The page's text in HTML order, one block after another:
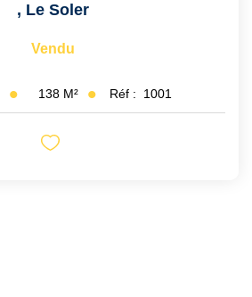
, Le Soler
Vendu
138 M² Réf : 1001